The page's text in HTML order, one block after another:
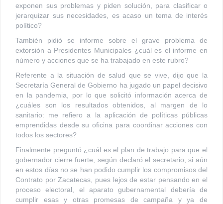
exponen sus problemas y piden solución, para clasificar o
jerarquizar sus necesidades, es acaso un tema de interés
político?
También pidió se informe sobre el grave problema de
extorsión a Presidentes Municipales ¿cuál es el informe en
número y acciones que se ha trabajado en este rubro?
Referente a la situación de salud que se vive, dijo que la
Secretaría General de Gobierno ha jugado un papel decisivo
en la pandemia, por lo que solicitó información acerca de
¿cuáles son los resultados obtenidos, al margen de lo
sanitario: me refiero a la aplicación de políticas públicas
emprendidas desde su oficina para coordinar acciones con
todos los sectores?
Finalmente preguntó ¿cuál es el plan de trabajo para que el
gobernador cierre fuerte, según declaró el secretario, si aún
en estos días no se han podido cumplir los compromisos del
Contrato por Zacatecas, pues lejos de estar pensando en el
proceso electoral, el aparato gubernamental debería de
cumplir esas y otras promesas de campaña y ya de